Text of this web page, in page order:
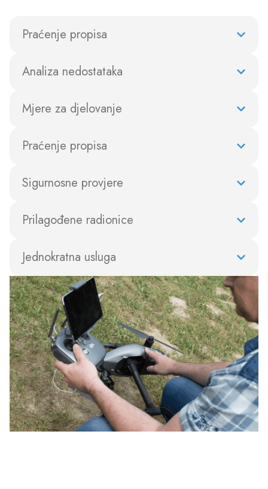
Praćenje propisa
Analiza nedostataka
Mjere za djelovanje
Praćenje propisa
Sigurnosne provjere
Prilagođene radionice
Jednokratna usluga